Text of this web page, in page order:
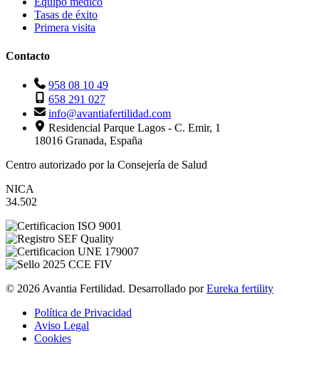
Tasas de éxito
Primera visita
Contacto
958 08 10 49
658 291 027
info@avantiafertilidad.com
Residencial Parque Lagos - C. Emir, 1
18016 Granada, España
Centro autorizado por la Consejería de Salud
NICA
34.502
© 2026 Avantia Fertilidad. Desarrollado porEureka fertility
Política de Privacidad
Aviso Legal
Cookies